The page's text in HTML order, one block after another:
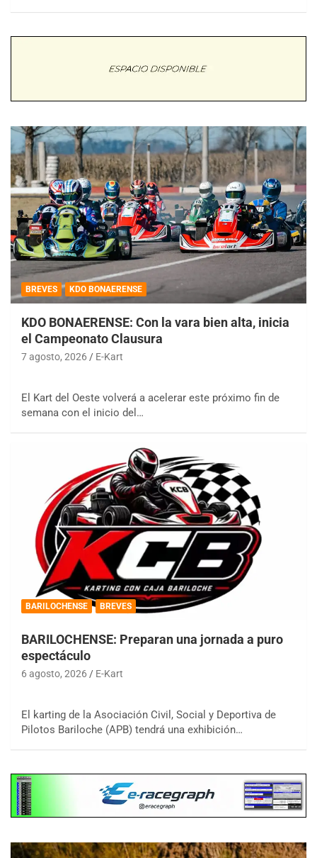
BREVES KDO BONAERENSE
KDO BONAERENSE: Con la vara bien alta, inicia
el Campeonato Clausura
7 agosto, 2026 E-Kart
El Kart del Oeste volverá a acelerar este próximo fin de
semana con el inicio del…
BARILOCHENSE BREVES
BARILOCHENSE: Preparan una jornada a puro
espectáculo
6 agosto, 2026 E-Kart
El karting de la Asociación Civil, Social y Deportiva de
Pilotos Bariloche (APB) tendrá una exhibición…